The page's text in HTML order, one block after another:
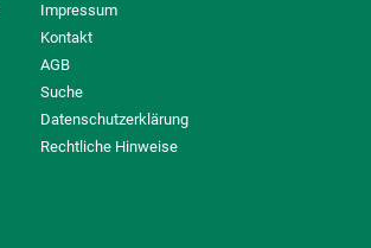
Impressum
Kontakt
AGB
Suche
Datenschutzerklärung
Rechtliche Hinweise